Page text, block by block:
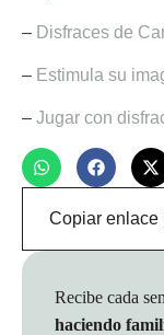
– Disfraces de
– Estimula su
– Jugar con
Copiar enlace
Recibe cada
haciendo